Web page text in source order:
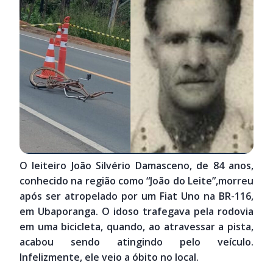
O leiteiro João Silvério Damasceno, de 84 anos,
conhecido na região como “João do Leite”,morreu
após ser atropelado por um Fiat Uno na BR-116,
em Ubaporanga. O idoso trafegava pela rodovia
em uma bicicleta, quando, ao atravessar a pista,
acabou sendo atingindo pelo veículo.
Infelizmente, ele veio a óbito no local.